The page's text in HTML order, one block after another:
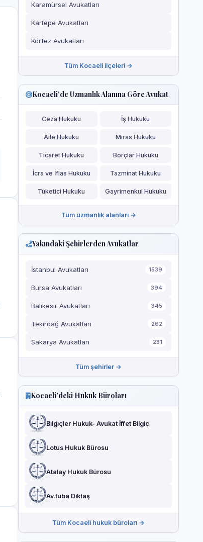
Karamürsel Avukatları
Kartepe Avukatları
Körfez Avukatları
Tüm Kocaeli ilçeleri →
Kocaeli'de Uzmanlık Alanına Göre Avukat
Ceza Hukuku İş Hukuku
Aile Hukuku Miras Hukuku
Ticaret Hukuku Borçlar Hukuku
İcra ve İflas Hukuku Tazminat Hukuku
Tüketici Hukuku Gayrimenkul Hukuku
Tüm uzmanlık alanları →
Yakındaki Şehirlerden Avukatlar
İstanbul Avukatları 1539
Bursa Avukatları 394
Balıkesir Avukatları 345
Tekirdağ Avukatları 262
Sakarya Avukatları 231
Tüm şehirler →
Kocaeli'deki Hukuk Büroları
Bi̇lgi̇çler Hukuk- Avukat İffet Bilgiç
Lotus Hukuk Bürosu
Atalay Hukuk Bürosu
Av.tuba Diktaş
Tüm Kocaeli hukuk büroları →